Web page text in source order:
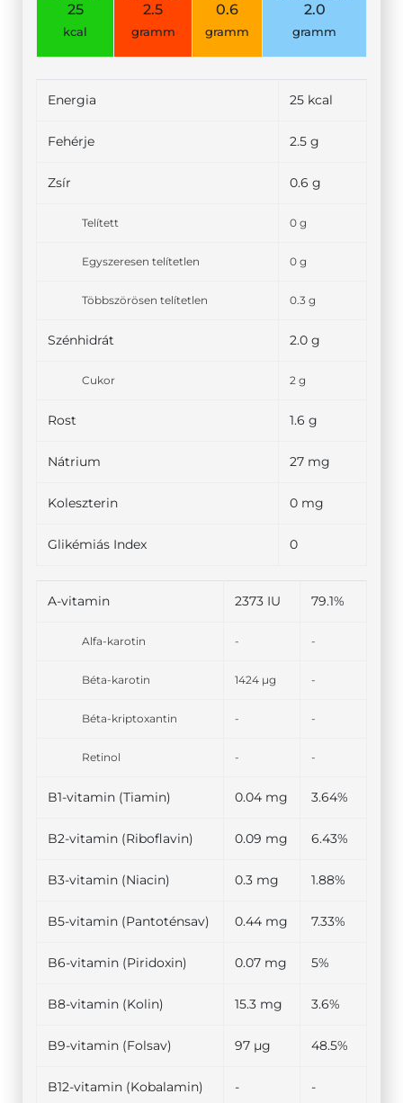
25
kcal
2.5
gramm
0.6
gramm
2.0
gramm
Energia 25 kcal
Fehérje 2.5 g
Zsír 0.6 g
Telített 0 g
Egyszeresen telítetlen 0 g
Többszörösen telítetlen 0.3 g
Szénhidrát 2.0 g
Cukor 2 g
Rost 1.6 g
Nátrium 27 mg
Koleszterin 0 mg
Glikémiás Index 0
A-vitamin 2373 IU 79.1%
Alfa-karotin - -
Béta-karotin 1424 µg -
Béta-kriptoxantin - -
Retinol - -
B1-vitamin (Tiamin) 0.04 mg 3.64%
B2-vitamin (Riboflavin) 0.09 mg 6.43%
B3-vitamin (Niacin) 0.3 mg 1.88%
B5-vitamin (Pantoténsav) 0.44 mg 7.33%
B6-vitamin (Piridoxin) 0.07 mg 5%
B8-vitamin (Kolin) 15.3 mg 3.6%
B9-vitamin (Folsav) 97 µg 48.5%
B12-vitamin (Kobalamin) - -